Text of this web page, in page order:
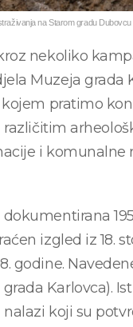
na Starom gradu
nekoliko
Muzeja grada
pratimo
različitim
i komunalne
izgled iz 18.
godine.
Karlovca).
koji su